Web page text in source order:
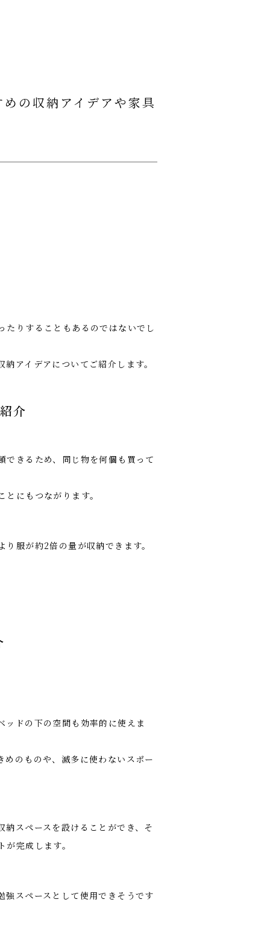
の収納アイデアや家具
たりすることもあるのではないでし
アイデアについてご紹介します。
介
できるため、同じ物を何個も買って
にもつながります。
服が約2倍の量が収納できます。
ドの下の空間も効率的に使えま
のものや、滅多に使わないスポー
スペースを設けることができ、そ
完成します。
スペースとして使用できそうです